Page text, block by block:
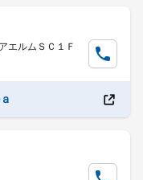
エルムＳＣ１Ｆ